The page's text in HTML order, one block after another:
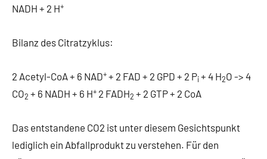
NADH + 2 H+
Bilanz des Citratzyklus:
2 Acetyl-CoA + 6 NAD++ 2 FAD + 2 GPD + 2 Pi+ 4 H2O -> 4
CO2 + 6 NADH + 6 H+ 2 FADH2 + 2 GTP + 2 CoA
Das entstandene CO2 ist unter diesem Gesichtspunkt
lediglich ein Abfallprodukt zu verstehen. Für den